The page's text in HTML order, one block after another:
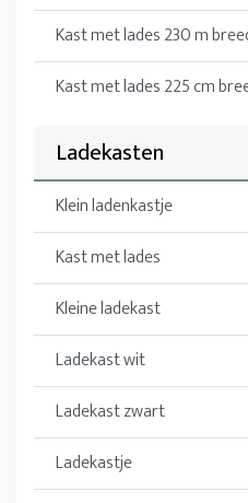
Kast met lades 230 m
Kast met lades 225 cm
Ladekasten
Klein ladenkastje
Kast met lades
Kleine ladekast
Ladekast wit
Ladekast zwart
Ladekastje